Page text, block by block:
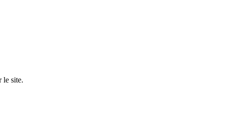
le site.